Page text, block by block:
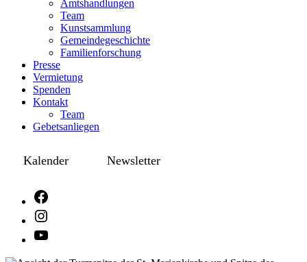
Amtshandlungen
Team
Kunstsammlung
Gemeindegeschichte
Familienforschung
Presse
Vermietung
Spenden
Kontakt
Team
Gebetsanliegen
Kalender Newsletter